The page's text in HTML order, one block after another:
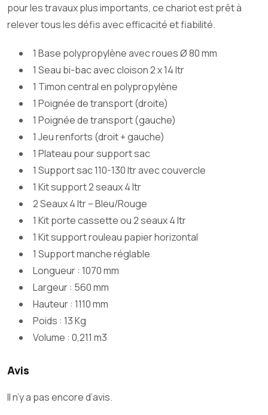
pour les travaux plus importants, ce chariot est prêt à
relever tous les défis avec efficacité et fiabilité.
1 Base polypropylène avec roues Ø 80 mm
1 Seau bi-bac avec cloison 2 x 14 ltr
1 Timon central en polypropylène
1 Poignée de transport (droite)
1 Poignée de transport (gauche)
1 Jeu renforts (droit + gauche)
1 Plateau pour support sac
1 Support sac 110-130 ltr avec couvercle
1 Kit support 2 seaux 4 ltr
2 Seaux 4 ltr – Bleu/Rouge
1 Kit porte cassette ou 2 seaux 4 ltr
1 Kit support rouleau papier horizontal
1 Support manche réglable
Longueur : 1070 mm
Largeur : 560 mm
Hauteur : 1110 mm
Poids : 13 Kg
Volume : 0,211 m3
Avis
Il n’y a pas encore d’avis.